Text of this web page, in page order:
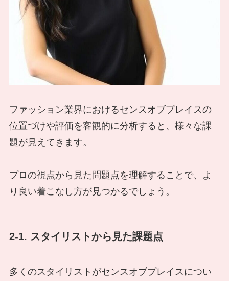
ファッション業界におけるセンスオブプレイスの
位置づけや評価を客観的に分析すると、様々な課
題が見えてきます。
プロの視点から見た問題点を理解することで、よ
り良い着こなし方が見つかるでしょう。
2-1. スタイリストから見た課題点
多くのスタイリストがセンスオブプレイスについ